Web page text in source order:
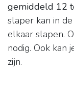
gemiddeld 12
slaper kan in
elkaar slapen.
nodig. Ook kan
zijn.